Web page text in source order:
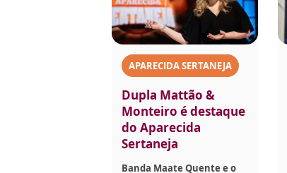
APARECIDA SERTANEJA
Dupla Mattão &
Monteiro é destaque
do Aparecida
Sertaneja
Banda Maate Quente e o